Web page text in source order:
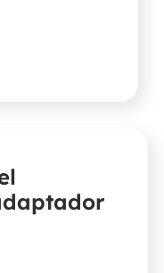
en
para